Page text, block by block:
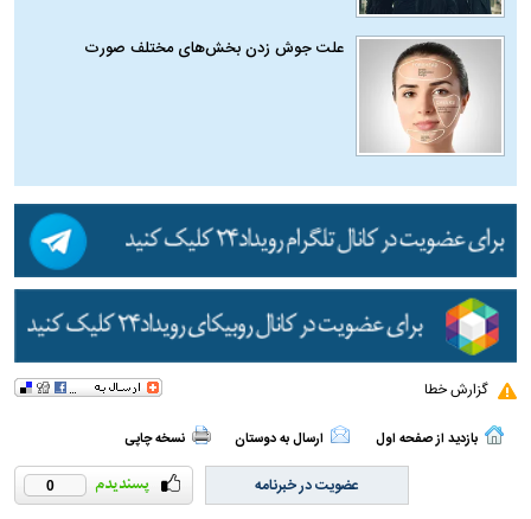
علت جوش زدن بخش‌های مختلف صورت
گزارش خطا
بازدید از صفحه اول ارسال به دوستان نسخه چاپی
0 عضویت در خبرنامه